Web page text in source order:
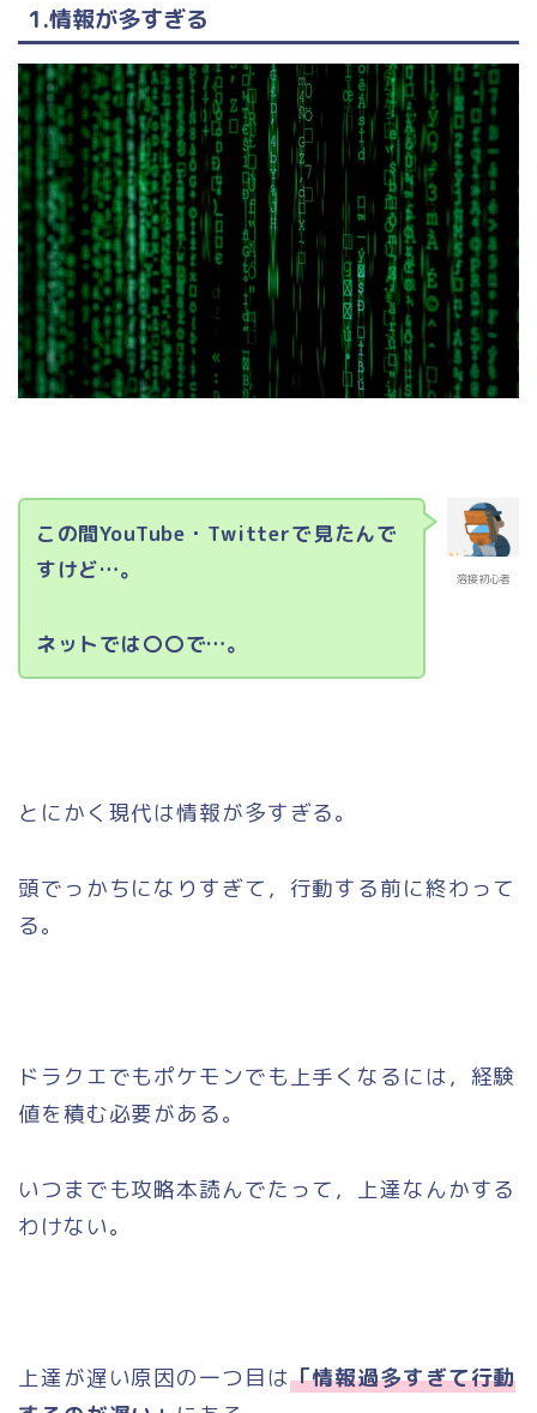
1.情報が多すぎる
溶接初心者
この間YouTube・Twitterで見たんで
すけど…。
ネットでは〇〇で…。
とにかく現代は情報が多すぎる。
頭でっかちになりすぎて，行動する前に終わって
る。
ドラクエでもポケモンでも上手くなるには，経験
値を積む必要がある。
いつまでも攻略本読んでたって，上達なんかする
わけない。
上達が遅い原因の一つ目は「情報過多すぎて行動